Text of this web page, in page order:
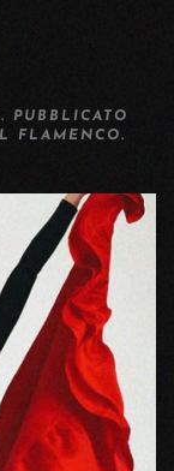
. PUBBLICATO
FLAMENCO.